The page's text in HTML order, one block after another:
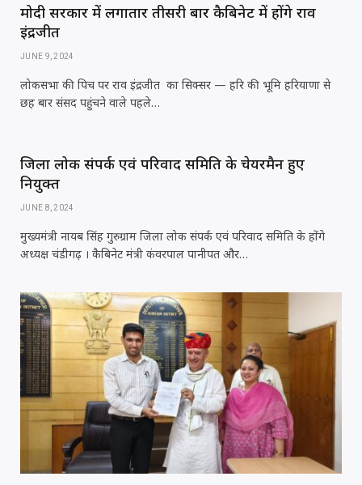
मोदी सरकार में लगातार तीसरी बार कैबिनेट में होंगे राव
इंद्रजीत
JUNE 9, 2024
लोकसभा की पिच पर राव इंद्रजीत का सिक्सर — हरि की भूमि हरियाणा से
छह बार संसद पहुंचने वाले पहले…
जिला लोक संपर्क एवं परिवाद समिति के चेयरमैन हुए
नियुक्त
JUNE 8, 2024
मुख्यमंत्री नायब सिंह गुरुग्राम जिला लोक संपर्क एवं परिवाद समिति के होंगे
अध्यक्ष चंडीगढ़ । कैबिनेट मंत्री कंवरपाल पानीपत और…